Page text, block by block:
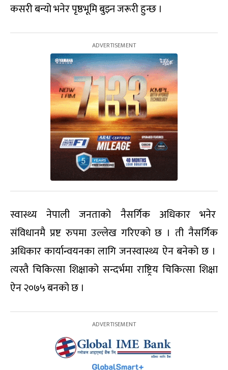
कसरी बन्यो भनेर पृष्ठभूमि बुझ्न जरूरी हुन्छ ।
स्वास्थ्य नेपाली जनताको नैसर्गिक अधिकार भनेर
संविधानमै प्रष्ट रुपमा उल्लेख गरिएको छ । ती नैसर्गिक
अधिकार कार्यान्वयनका लागि जनस्वास्थ्य ऐन बनेको छ ।
त्यस्तै चिकित्सा शिक्षाको सन्दर्भमा राष्ट्रिय चिकित्सा शिक्षा
ऐन २०७५ बनको छ ।